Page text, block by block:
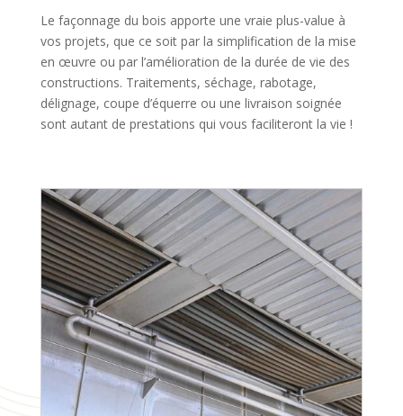
Le façonnage du bois apporte une vraie plus-value à
vos projets, que ce soit par la simplification de la mise
en œuvre ou par l’amélioration de la durée de vie des
constructions. Traitements, séchage, rabotage,
délignage, coupe d’équerre ou une livraison soignée
sont autant de prestations qui vous faciliteront la vie !